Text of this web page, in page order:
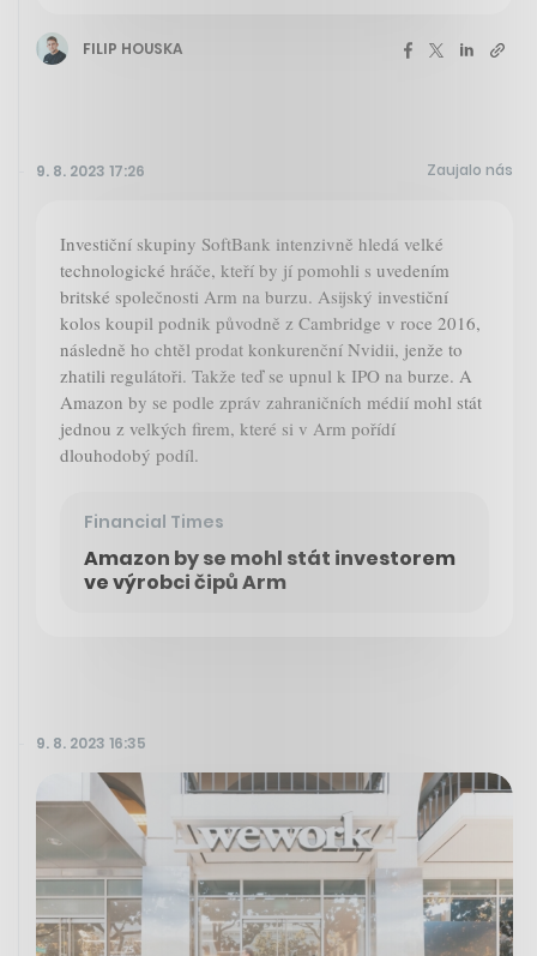
FILIP HOUSKA
9. 8. 2023 17:26 Zaujalo nás
Investiční skupiny SoftBank intenzivně hledá velké
technologické hráče, kteří by jí pomohli s uvedením
britské společnosti Arm na burzu. Asijský investiční
kolos koupil podnik původně z Cambridge v roce 2016,
následně ho chtěl prodat konkurenční Nvidii, jenže to
zhatili regulátoři. Takže teď se upnul k IPO na burze. A
Amazon by se podle zpráv zahraničních médií mohl stát
jednou z velkých firem, které si v Arm pořídí
dlouhodobý podíl.
Financial Times
Amazon by se mohl stát investorem
ve výrobci čipů Arm
9. 8. 2023 16:35